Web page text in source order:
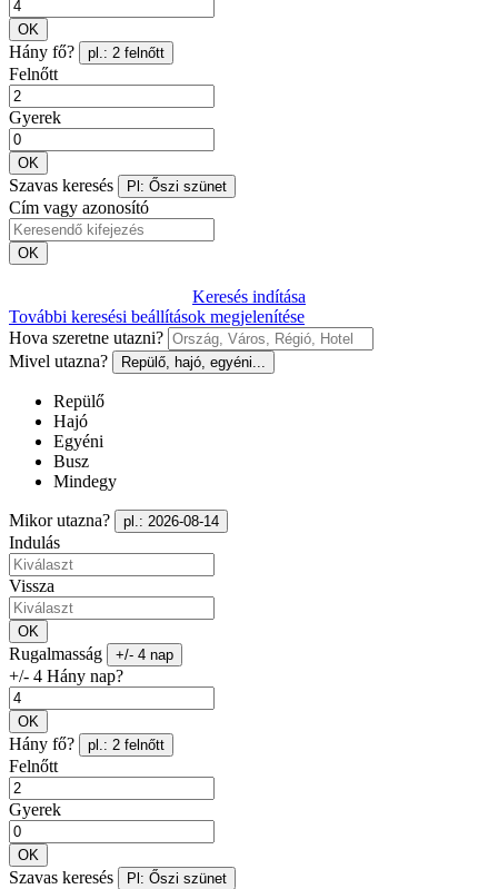
OK
Hány fő? pl.: 2 felnőtt
Felnőtt
Gyerek
OK
Szavas keresés Pl: Őszi szünet
Cím vagy azonosító
OK
Keresés indítása
További keresési beállítások megjelenítése
Hova szeretne utazni?
Mivel utazna?
Repülő, hajó, egyéni...
Repülő
Hajó
Egyéni
Busz
Mindegy
Mikor utazna? pl.: 2026-08-14
Indulás
Vissza
OK
Rugalmasság +/- 4 nap
+/- 4 Hány nap?
OK
Hány fő? pl.: 2 felnőtt
Felnőtt
Gyerek
OK
Szavas keresés Pl: Őszi szünet